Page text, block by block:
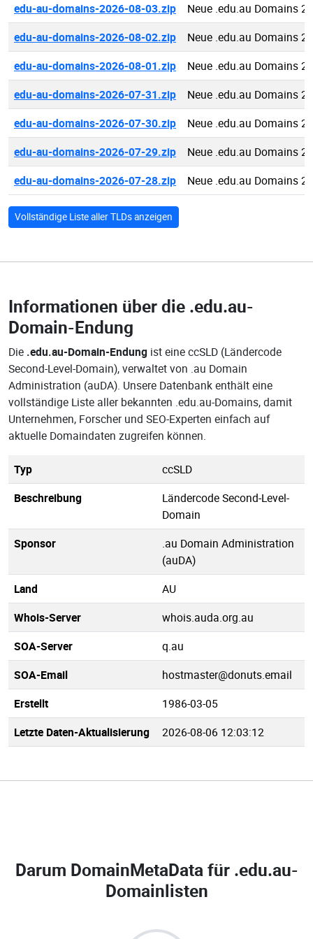
edu-au-domains-2026-08-03.zip
Neue .edu.au Domains
edu-au-domains-2026-08-02.zip
Neue .edu.au Domains
edu-au-domains-2026-08-01.zip
Neue .edu.au Domains
edu-au-domains-2026-07-31.zip
Neue .edu.au Domains
edu-au-domains-2026-07-30.zip
Neue .edu.au Domains
edu-au-domains-2026-07-29.zip
Neue .edu.au Domains
edu-au-domains-2026-07-28.zip
Neue .edu.au Domains
Vollständige Liste aller TLDs anzeigen
Informationen über die .edu.au-
Domain-Endung
Die .edu.au-Domain-Endung ist eine ccSLD (Ländercode
Second-Level-Domain), verwaltet von .au Domain
Administration (auDA). Unsere Datenbank enthält eine
vollständige Liste aller bekannten .edu.au-Domains, damit
Unternehmen, Forscher und SEO-Experten einfach auf
aktuelle Domaindaten zugreifen können.
Typ
ccSLD
Beschreibung
Ländercode Second-Level-
Domain
Sponsor
.au Domain Administration
(auDA)
Land
AU
Whois-Server
whois.auda.org.au
SOA-Server
q.au
SOA-Email
hostmaster@donuts.email
Erstellt
1986-03-05
Letzte Daten-Aktualisierung
2026-08-06 12:03:12
Darum DomainMetaData für .edu.au-
Domainlisten